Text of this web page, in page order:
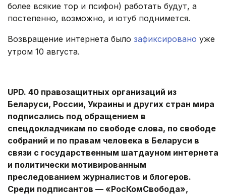
более всякие тор и псифон) работать будут, а
постепенно, возможно, и ютуб поднимется.
Возвращение интернета было зафиксировано уже
утром 10 августа.
UPD. 40 правозащитных организаций из
Беларуси, России, Украины и других стран мира
подписались под обращением в
спецдокладчикам по свободе слова, по свободе
собраний и по правам человека в Беларуси в
связи с государственным шатдауном интернета
и политически мотивированным
преследованием журналистов и блогеров.
Среди подписантов — «РосКомСвобода»,